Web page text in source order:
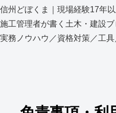
信州どぼくま｜現場経験17年以
施工管理者が書く土木・建設ブ
実務ノウハウ／資格対策／工具